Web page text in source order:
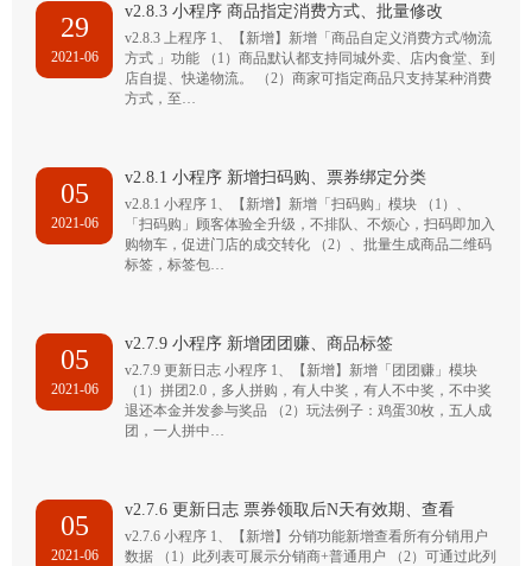
29
2021-06
v2.8.3 小程序 商品指定消费方式、批量修改
v2.8.3 上程序 1、【新增】新增「商品自定义消费方式/物流
方式 」功能 （1）商品默认都支持同城外卖、店内食堂、到
店自提、快递物流。 （2）商家可指定商品只支持某种消费
方式，至…
05
2021-06
v2.8.1 小程序 新增扫码购、票券绑定分类
v2.8.1 小程序 1、【新增】新增「扫码购」模块 （1）、
「扫码购」顾客体验全升级，不排队、不烦心，扫码即加入
购物车，促进门店的成交转化 （2）、批量生成商品二维码
标签，标签包…
05
2021-06
v2.7.9 小程序 新增团团赚、商品标签
v2.7.9 更新日志 小程序 1、【新增】新增「团团赚」模块
（1）拼团2.0，多人拼购，有人中奖，有人不中奖，不中奖
退还本金并发参与奖品 （2）玩法例子：鸡蛋30枚，五人成
团，一人拼中…
05
2021-06
v2.7.6 更新日志 票券领取后N天有效期、查看
v2.7.6 小程序 1、【新增】分销功能新增查看所有分销用户
数据 （1）此列表可展示分销商+普通用户 （2）可通过此列